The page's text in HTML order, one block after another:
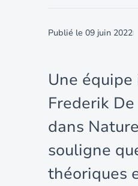
Publié le 09 juin 2022
Une
Frederik
dans
souligne
théoriques